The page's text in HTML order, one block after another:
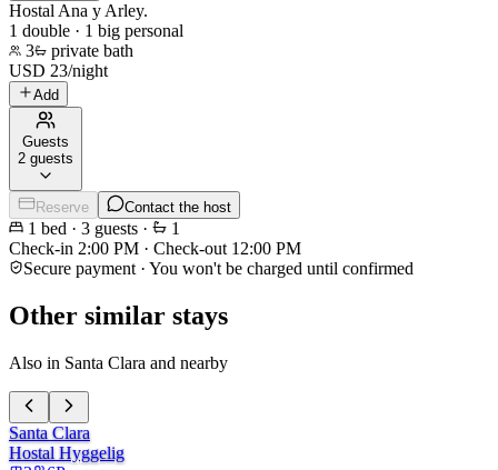
Hostal Ana y Arley.
1 double · 1 big personal
3
private bath
USD 23/night
Add
Guests
2 guests
Reserve Contact the host
1 bed · 3 guests ·
1
Check-in 2:00 PM · Check-out 12:00 PM
Secure payment · You won't be charged until confirmed
Other similar stays
Also in Santa Clara and nearby
Santa Clara
Hostal Hyggelig